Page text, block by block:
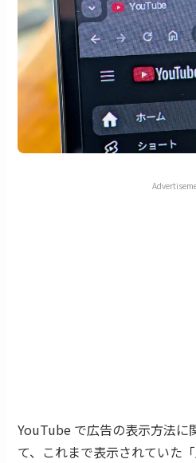
YouTube で広告の表示方法に
て、これまで表示されていた